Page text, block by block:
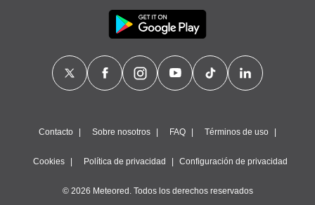
Contacto Sobre nosotros FAQ Términos de uso
Cookies Política de privacidad Configuración de privacidad
© 2026 Meteored. Todos los derechos reservados